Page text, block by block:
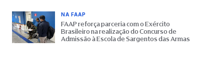
NA FAAP
FAAP reforça parceria com o Exército
Brasileiro na realização do Concurso de
Admissão à Escola de Sargentos das Armas